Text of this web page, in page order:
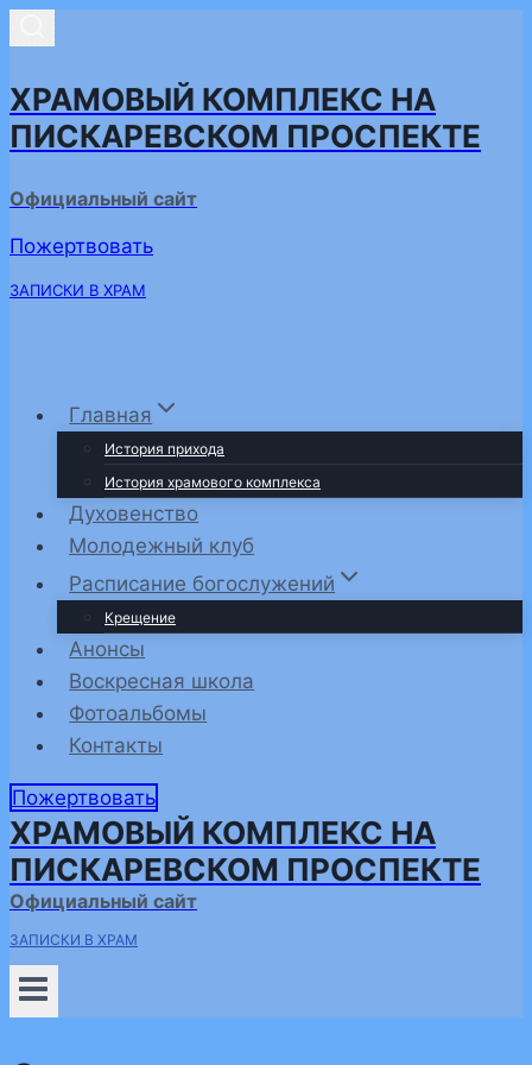
содержимому
ХРАМОВЫЙ КОМПЛЕКС НА
ПИСКАРЕВСКОМ ПРОСПЕКТЕ
Официальный сайт
Пожертвовать
ЗАПИСКИ В ХРАМ
Главная
История прихода
История храмового комплекса
Духовенство
Молодежный клуб
Расписание богослужений
Крещение
Анонсы
Воскресная школа
Фотоальбомы
Контакты
Пожертвовать
ХРАМОВЫЙ КОМПЛЕКС НА
ПИСКАРЕВСКОМ ПРОСПЕКТЕ
Официальный сайт
ЗАПИСКИ В ХРАМ